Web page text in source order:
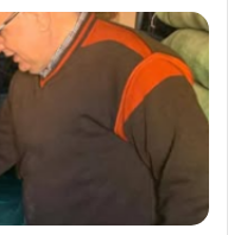
فورية
لحماية
المحاصيل
من
الخسائر
محافظ
الدقهلية:
ضبط
1128
شيكارة
263